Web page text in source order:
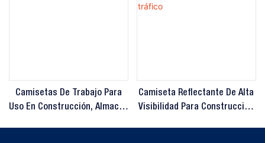
Camisetas De Trabajo Para
Uso En Construcción, Almacén
Camiseta Reflectante De Alta
Visibilidad Para Construcción